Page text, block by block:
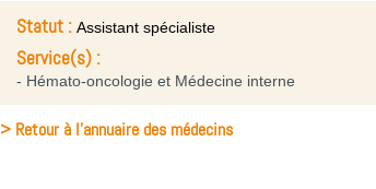
Statut : Assistant spécialiste
Service(s) :
- Hémato-oncologie et Médecine interne
> Retour à l'annuaire des médecins